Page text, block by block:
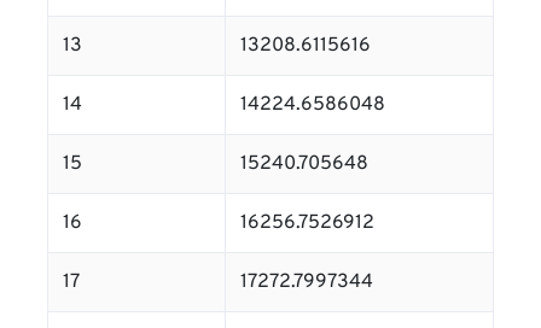
13 13208.6115616
14 14224.6586048
15 15240.705648
16 16256.7526912
17 17272.7997344